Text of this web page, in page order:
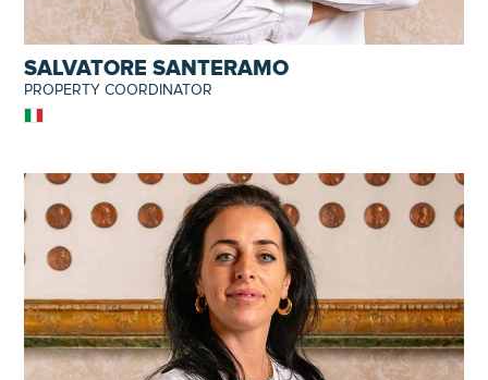
SALVATORE SANTERAMO
PROPERTY COORDINATOR